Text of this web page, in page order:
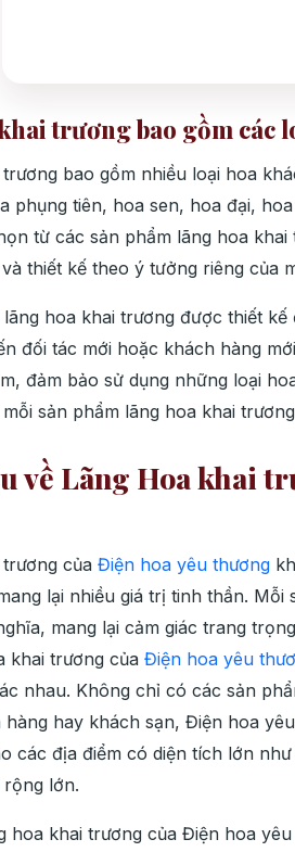
trương bao gồm các
trương bao gồm nhiều loại hoa
phụng tiên, hoa sen, hoa đại,
từ các sản phẩm lãng hoa
thiết kế theo ý tưởng riêng của
hoa khai trương được thiết
đối tác mới hoặc khách hàng
đảm bảo sử dụng những loại
sản phẩm lãng hoa khai
về Lãng Hoa khai
của Điện hoa yêu thương
lại nhiều giá trị tinh thần.
mang lại cảm giác trang
khai trương của Điện hoa yêu
nhau. Không chỉ có các sản
hàng hay khách sạn, Điện hoa
các địa điểm có diện tích lớn
lớn.
hoa khai trương của Điện hoa